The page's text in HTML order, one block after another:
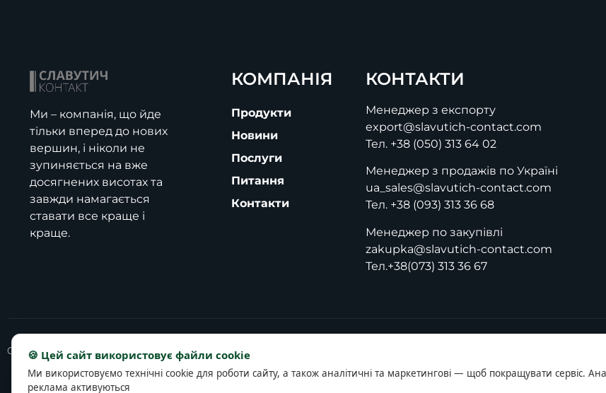
Ми – компанія, що йде
тільки вперед до нових
вершин, і ніколи не
зупиняється на вже
досягнених висотах та
завжди намагається
ставати все краще і
краще.
КОМПАНІЯ
Продукти
Новини
Послуги
Питання
Контакти
КОНТАКТИ
Менеджер з експорту
export@slavutich-contact.com
Тел. +38 (050) 313 64 02
Менеджер з продажів по Україні
ua_sales@slavutich-contact.com
Тел. +38 (093) 313 36 68
Менеджер по закупівлі
zakupka@slavutich-contact.com
Тел.+38(073) 313 36 67
Copyright © 2025 slavutich-contact.com
🍪 Цей сайт використовує файли cookie
Ми використовуємо технічні cookie для роботи сайту, а також аналітичні та маркетингові — щоб покращувати сервіс.
реклама активуються